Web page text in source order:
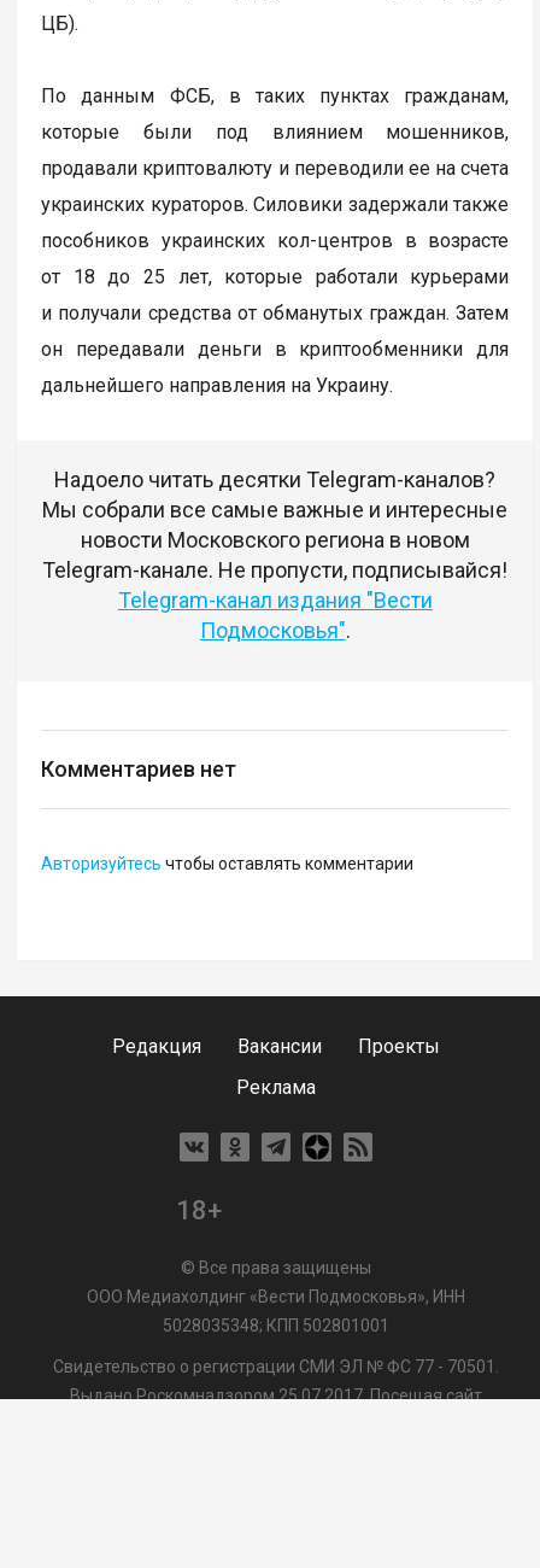
ЦБ).
По данным ФСБ, в таких пунктах гражданам,
которые были под влиянием мошенников,
продавали криптовалюту и переводили ее на счета
украинских кураторов. Силовики задержали также
пособников украинских кол-центров в возрасте
от 18 до 25 лет, которые работали курьерами
и получали средства от обманутых граждан. Затем
он передавали деньги в криптообменники для
дальнейшего направления на Украину.
Надоело читать десятки Telegram-каналов?
Мы собрали все самые важные и интересные
новости Московского региона в новом
Telegram-канале. Не пропусти, подписывайся!
Telegram-канал издания "Вести
Подмосковья".
Комментариев нет
Авторизуйтесь чтобы оставлять комментарии
Редакция Вакансии
Проекты
Реклама
18+
© Все права защищены
ООО Медиахолдинг «Вести Подмосковья», ИНН
5028035348; КПП 502801001
Свидетельство о регистрации СМИ ЭЛ № ФС 77 - 70501.
Выдано Роскомнадзором 25.07.2017. Посещая сайт